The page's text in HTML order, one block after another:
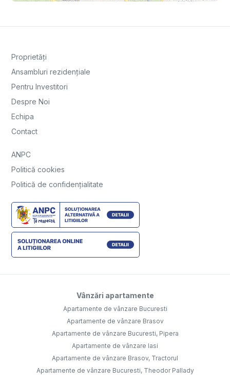
Proprietăți
Ansambluri rezidențiale
Pentru Investitori
Despre Noi
Echipa
Contact
ANPC
Politică cookies
Politică de confidențialitate
Vânzări apartamente
Apartamente de vânzare Bucuresti
Apartamente de vânzare Brasov
Apartamente de vânzare Bucuresti, Pipera
Apartamente de vânzare Iasi
Apartamente de vânzare Brasov, Tractorul
Apartamente de vânzare Bucuresti, Theodor Pallady